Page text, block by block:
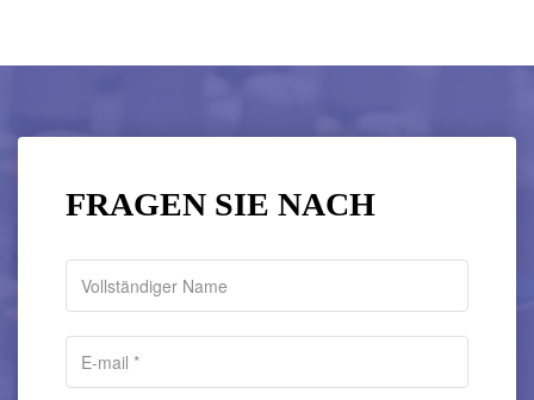
FRAGEN SIE NACH